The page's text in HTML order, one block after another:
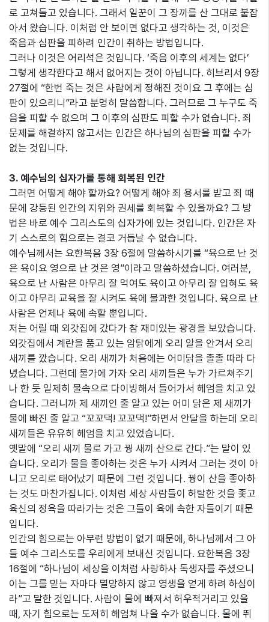
로 고쳐들고 있습니다. 그래서 일꾼이 그 장끼를 산 그대로 붙잡
아서 왔습니다. 이처럼 안 보이면 없다고 생각하는 것, 이것은
죽음과 심판을 피하려 인간이 취하는 방법입니다.
그러나 이것은 어리석은 것입니다. ‘죽음 이후의 세계는 없다’
그렇게 생각한다고 해서 없어지는 것이 아닙니다. 히브리서 9장
27절에 “한번 죽는 것은 사람에게 정해진 것이요 그 후에는 심
판이 있으리니”라고 분명히 말씀합니다. 그러므로 그 누구도 죽
음을 피할 수 없으며 그 이후의 심판도 피할 수가 없습니다. 죄
문제를 해결하지 않고서는 인간은 하나님의 심판을 피할 수가
없는 것입니다.
3. 예수님의 십자가를 통해 회복된 인간
그러면 어떻게 해야 할까요? 어떻게 해야 죄 용서를 받고 죄 때
문에 강등된 인간의 지위와 권세를 회복할 수 있을까요? 그 방
법은 바로 예수 그리스도의 십자가에 있는 것입니다. 인간은 자
기 스스로의 힘으로는 결코 거듭날 수 없습니다.
예수님께서는 요한복음 3장 6절에 말씀하시기를 “육으로 난 것
은 육이요 영으로 난 것은 영”이라고 말씀하셨습니다. 여러분,
육으로 난 사람은 아무리 잘 먹여도 육이고 아무리 잘 입혀도 육
이고 아무리 교육을 잘 시켜도 육에 불과한 것입니다. 육으로 난
사람은 언제나 육에 속할 뿐입니다.
저는 어릴 때 외갓집에 갔다가 참 재미있는 광경을 보았습니다.
외갓집에서 계란을 품고 있는 암탉에게 오리 알을 안겨서 오리
새끼를 깠습니다. 오리 새끼가 처음에는 어미닭을 졸졸 따라 다
녔습니다. 그런데 물가에 가자 오리 새끼들은 누가 가르쳐주기
나 한 듯 일제히 물속으로 다이빙해서 들어가서 헤엄을 치고 있
습니다. 그러니까 제 새끼인 줄 알고 있는 어미 닭은 제 새끼가
물에 빠진 줄 알고 “꼬꼬댁! 꼬꼬댁!”하면서 안달을 하는데 오리
새끼들은 유유히 헤엄을 치고 있었습니다.
옛말에 “오리 새끼 물로 가고 꿩 새끼 산으로 간다.”는 말이 있
습니다. 오리가 물을 좋아하는 것은 누가 시켜서 그러는 것이 아
니고 오리로 태어났기 때문에 그런 것입니다. 꿩이 산을 좋아하
는 것도 마찬가집니다. 이처럼 세상 사람들이 허탈한 것을 좇고
육신의 정욕을 따라가는 것은 그들이 육에 속한 자들이기 때문
입니다.
인간의 힘으로는 아무런 방법이 없기 때문에, 하나님께서 그 아
들 예수 그리스도를 우리에게 보내신 것입니다. 요한복음 3장
16절에 “하나님이 세상을 이처럼 사랑하사 독생자를 주셨으니
이는 그를 믿는 자마다 멸망하지 않고 영생을 얻게 하려 하심이
라”고 말한 것입니다. 사람이 물에 빠져서 허우적거리고 있을
때, 자기 힘으로는 도저히 헤엄쳐 나올 수가 없습니다. 물에 뛰